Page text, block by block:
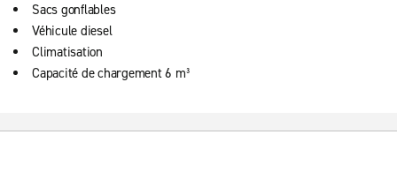
Sacs gonflables
Véhicule diesel
Climatisation
Capacité de chargement 6 m³